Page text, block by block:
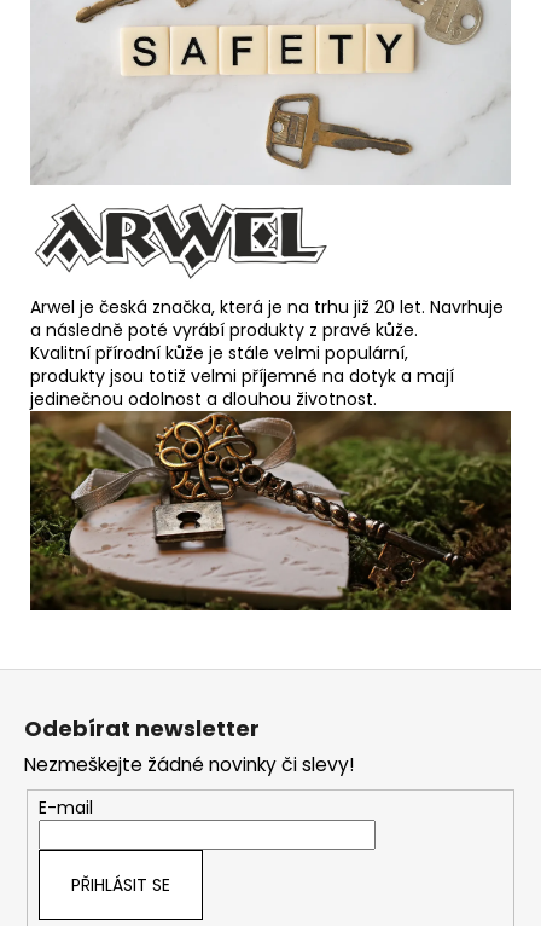
Arwel je česká značka, která je na trhu již 20 let. Navrhuje
a následně poté vyrábí produkty z pravé kůže.
Kvalitní přírodní kůže je stále velmi populární,
produkty jsou totiž velmi příjemné na dotyk a mají
jedinečnou odolnost a dlouhou životnost.
Z
Odebírat newsletter
Nezmeškejte žádné novinky či slevy!
E-mail
PŘIHLÁSIT SE